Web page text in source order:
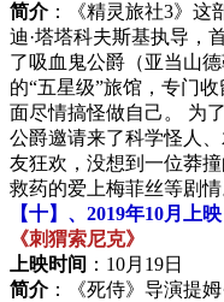
简介：《精灵旅社3》这
迪·塔塔科夫斯基执导，
了吸血鬼公爵（亚当山
的“五星级”旅馆，专门
面尽情搞怪做自己。 为
公爵邀请来了科学怪人
友狂欢，没想到一位莽
救药的爱上梅菲丝等剧情
【十】、2019年10月上映
《刺猬索尼克》
上映时间 ：10月19日
简介：《死侍》导演提